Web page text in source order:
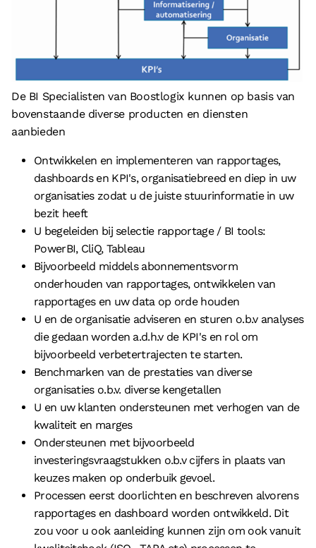
De BI Specialisten van Boostlogix kunnen op basis van
bovenstaande diverse producten en diensten
aanbieden
Ontwikkelen en implementeren van rapportages,
dashboards en KPI's, organisatiebreed en diep in uw
organisaties zodat u de juiste stuurinformatie in uw
bezit heeft
U begeleiden bij selectie rapportage / BI tools:
PowerBI, CliQ, Tableau
Bijvoorbeeld middels abonnementsvorm
onderhouden van rapportages, ontwikkelen van
rapportages en uw data op orde houden
U en de organisatie adviseren en sturen o.b.v analyses
die gedaan worden a.d.h.v de KPI's en rol om
bijvoorbeeld verbetertrajecten te starten.
Benchmarken van de prestaties van diverse
organisaties o.b.v. diverse kengetallen
U en uw klanten ondersteunen met verhogen van de
kwaliteit en marges
Ondersteunen met bijvoorbeeld
investeringsvraagstukken o.b.v cijfers in plaats van
keuzes maken op onderbuik gevoel.
Processen eerst doorlichten en beschreven alvorens
rapportages en dashboard worden ontwikkeld. Dit
zou voor u ook aanleiding kunnen zijn om ook vanuit